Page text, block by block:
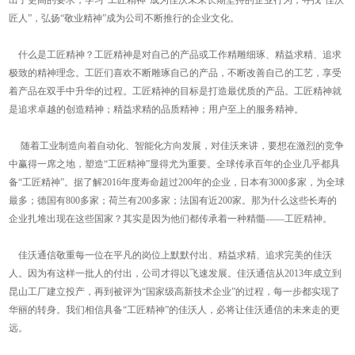
匠人”，弘扬“敬业精神”成为公司不断推行的企业文化。
什么是工匠精神？工匠精神是对自己的产品或工作精雕细琢、精益求精、追求
极致的精神理念。工匠们喜欢不断雕琢自己的产品，不断改善自己的工艺，享受
着产品在双手中升华的过程。工匠精神的目标是打造最优质的产品。工匠精神就
是追求卓越的创造精神；精益求精的品质精神；用户至上的服务精神。
随着工业制造向着自动化、智能化方向发展，对佳沃来讲，要想在激烈的竞争
中赢得一席之地，塑造“工匠精神”显得尤为重要。全球传承百年的企业几乎都具
备“工匠精神”。据了解2016年度寿命超过200年的企业，日本有3000多家，为全球
最多；德国有800多家；荷兰有200多家；法国有近200家。那为什么这些长寿的
企业扎堆出现在这些国家？其实是因为他们都传承着一种精髓——工匠精神。
佳沃通信敬重每一位在平凡的岗位上默默付出、精益求精、追求完美的佳沃
人。因为有这样一批人的付出，公司才得以飞速发展。佳沃通信从2013年成立到
昆山工厂建立投产，再到被评为“国家级高新技术企业”的过程，每一步都实现了
华丽的转身。我们相信具备“工匠精神”的佳沃人，必将让佳沃通信的未来走的更
远。